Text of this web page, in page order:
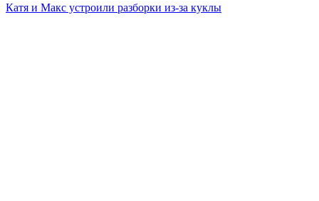
Катя и Макс устроили разборки из-за куклы